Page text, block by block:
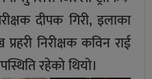
दीपक गिरी, इलाका
प्रहरी निरीक्षक कविन राई
रहेको थियो।